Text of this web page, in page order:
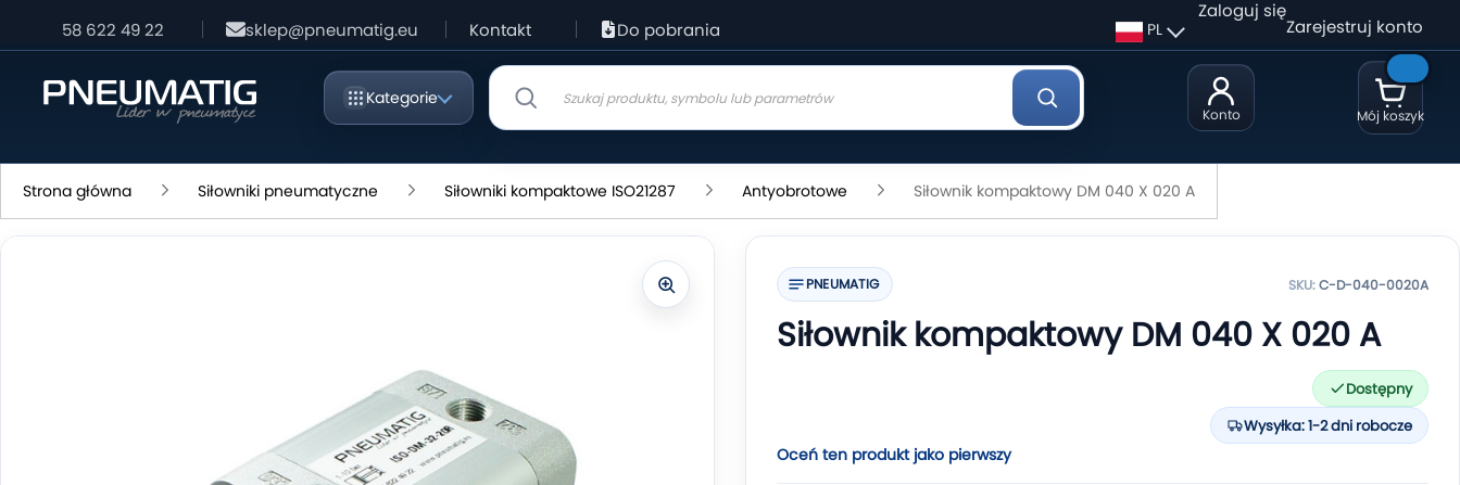
58 622 49 22 sklep@pneumatig.eu Kontakt Do pobrania
Kategorie
Konto
PL
Zaloguj się
Zarejestruj konto
Mój koszyk
Strona główna Siłowniki pneumatyczne Siłowniki kompaktowe ISO21287 Antyobrotowe Siłownik kompaktowy DM 040 X 020 A
PNEUMATIG SKU:C-D-040-0020A
Siłownik kompaktowy DM 040 X 020 A
Dostępny
Wysyłka: 1-2 dni robocze
Oceń ten produkt jako pierwszy